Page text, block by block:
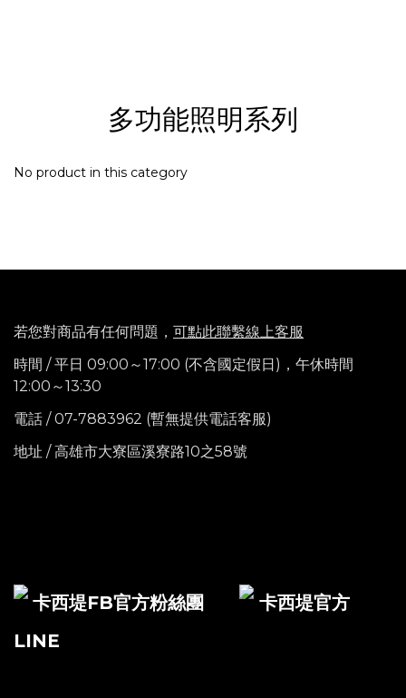
多功能照明系列
No product in this category
若您對商品有任何問題， 可點此聯繫線上客服
時間 / 平日 09:00～17:00 (不含國定假日)， 午休時間
12:00～13:30
電話 / 07-7883962 (暫無提供電話客服)
地址 / 高雄市大寮區溪寮路10之58號
卡西堤FB官方粉絲團
卡西堤官方
LINE